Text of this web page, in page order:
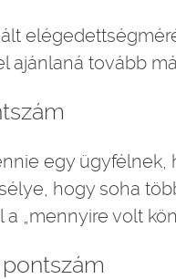
tovább
egy ügyfélnek,
hogy soha
„mennyire volt